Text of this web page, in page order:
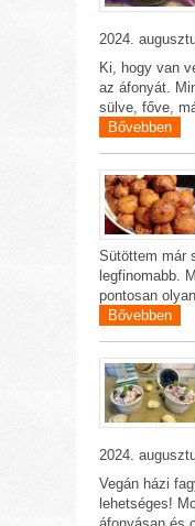
2024.
Ki, hogy van
az áfonyát.
sülve, főve,
Bővebben
Sütöttem már
legfinomabb.
pontosan
Bővebben
2024.
Vegán házi
lehetséges!